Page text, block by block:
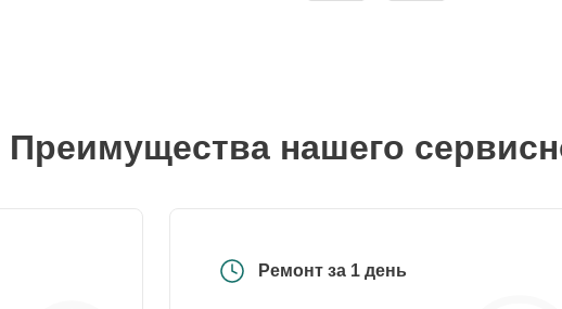
Преимущества нашего
Ремонт за 1 день